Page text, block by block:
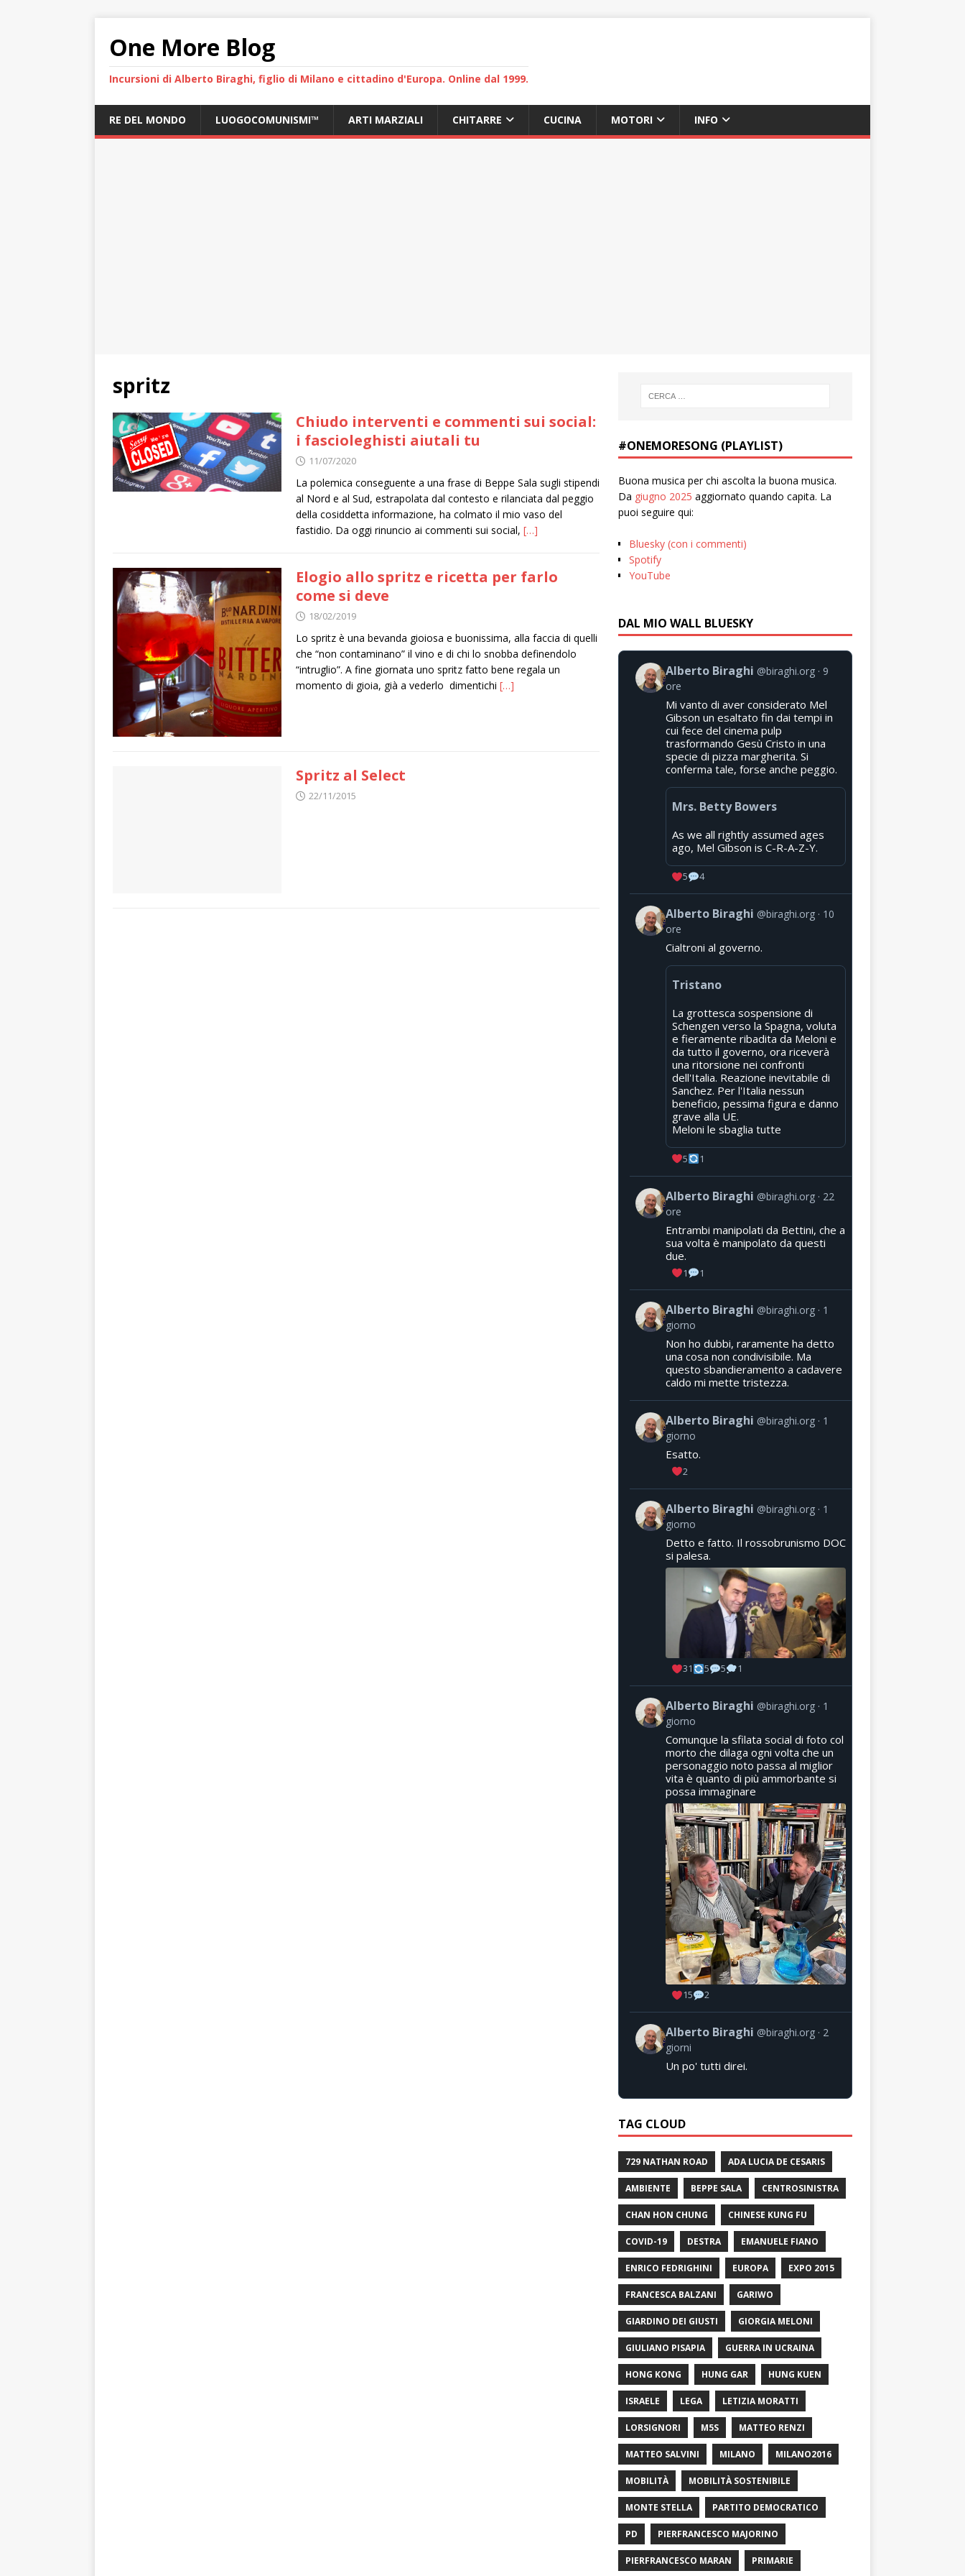
One More Blog
Incursioni di Alberto Biraghi, figlio di Milano e cittadino d'Europa. Online dal 1999.
RE DEL MONDO LUOGOCOMUNISMI™ ARTI MARZIALI CHITARRE CUCINA MOTORI INFO
spritz
Chiudo interventi e commenti sui social:
i fascioleghisti aiutali tu
11/07/2020
La polemica conseguente a una frase di Beppe Sala sugli stipendi
al Nord e al Sud, estrapolata dal contesto e rilanciata dal peggio
della cosiddetta informazione, ha colmato il mio vaso del
fastidio. Da oggi rinuncio ai commenti sui social, […]
Elogio allo spritz e ricetta per farlo
come si deve
18/02/2019
Lo spritz è una bevanda gioiosa e buonissima, alla faccia di quelli
che “non contaminano” il vino e di chi lo snobba definendolo
“intruglio”. A fine giornata uno spritz fatto bene regala un
momento di gioia, già a vederlo dimentichi […]
Spritz al Select
22/11/2015
#ONEMORESONG (PLAYLIST)
Buona musica per chi ascolta la buona musica.
Da giugno 2025 aggiornato quando capita. La
puoi seguire qui:
Bluesky (con i commenti)
Spotify
YouTube
DAL MIO WALL BLUESKY
Alberto Biraghi @biraghi.org
9
ore
Mi vanto di aver considerato Mel
Gibson un esaltato fin dai tempi in
cui fece del cinema pulp
trasformando Gesù Cristo in una
specie di pizza margherita. Si
conferma tale, forse anche peggio.
Mrs. Betty Bowers
As we all rightly assumed ages
ago, Mel Gibson is C-R-A-Z-Y.
5 4
Alberto Biraghi @biraghi.org
10
ore
Cialtroni al governo.
Tristano
La grottesca sospensione di
Schengen verso la Spagna, voluta
e fieramente ribadita da Meloni e
da tutto il governo, ora riceverà
una ritorsione nei confronti
dell'Italia. Reazione inevitabile di
Sanchez. Per l'Italia nessun
beneficio, pessima figura e danno
grave alla UE.
Meloni le sbaglia tutte
5 1
Alberto Biraghi @biraghi.org
22
ore
Entrambi manipolati da Bettini, che a
sua volta è manipolato da questi
due.
1 1
Alberto Biraghi @biraghi.org
1
giorno
Non ho dubbi, raramente ha detto
una cosa non condivisibile. Ma
questo sbandieramento a cadavere
caldo mi mette tristezza.
Alberto Biraghi @biraghi.org
1
giorno
Esatto.
2
Alberto Biraghi @biraghi.org
1
giorno
Detto e fatto. Il rossobrunismo DOC
si palesa.
31 5 5 1
Alberto Biraghi @biraghi.org
1
giorno
Comunque la sfilata social di foto col
morto che dilaga ogni volta che un
personaggio noto passa al miglior
vita è quanto di più ammorbante si
possa immaginare
15 2
Alberto Biraghi @biraghi.org
2
giorni
Un po' tutti direi.
TAG CLOUD
729 NATHAN ROAD ADA LUCIA DE CESARIS
AMBIENTE BEPPE SALA CENTROSINISTRA
CHAN HON CHUNG CHINESE KUNG FU
COVID-19 DESTRA EMANUELE FIANO
ENRICO FEDRIGHINI EUROPA EXPO 2015
FRANCESCA BALZANI GARIWO
GIARDINO DEI GIUSTI GIORGIA MELONI
GIULIANO PISAPIA GUERRA IN UCRAINA
HONG KONG HUNG GAR HUNG KUEN
ISRAELE LEGA LETIZIA MORATTI
LORSIGNORI M5S MATTEO RENZI
MATTEO SALVINI MILANO MILANO2016
MOBILITÀ MOBILITÀ SOSTENIBILE
MONTE STELLA PARTITO DEMOCRATICO
PD PIERFRANCESCO MAJORINO
PIERFRANCESCO MARAN PRIMARIE